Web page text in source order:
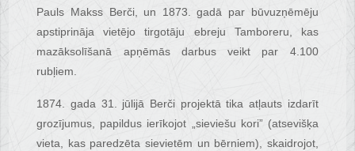
Pauls Makss Berči, un 1873. gadā par būvuzņēmēju
apstiprināja vietējo tirgotāju ebreju Tamboreru, kas
mazāksolīšanā apņēmās darbus veikt par 4.100
rubļiem.
1874. gada 31. jūlijā Berči projektā tika atļauts izdarīt
grozījumus, papildus ierīkojot „sieviešu kori” (atsevišķa
vieta, kas paredzēta sievietēm un bērniem), skaidrojot,